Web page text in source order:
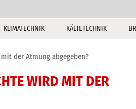
KLIMATECHNIK KÄLTETECHNIK
der Atmung abgegeben?
WIRD MIT DER